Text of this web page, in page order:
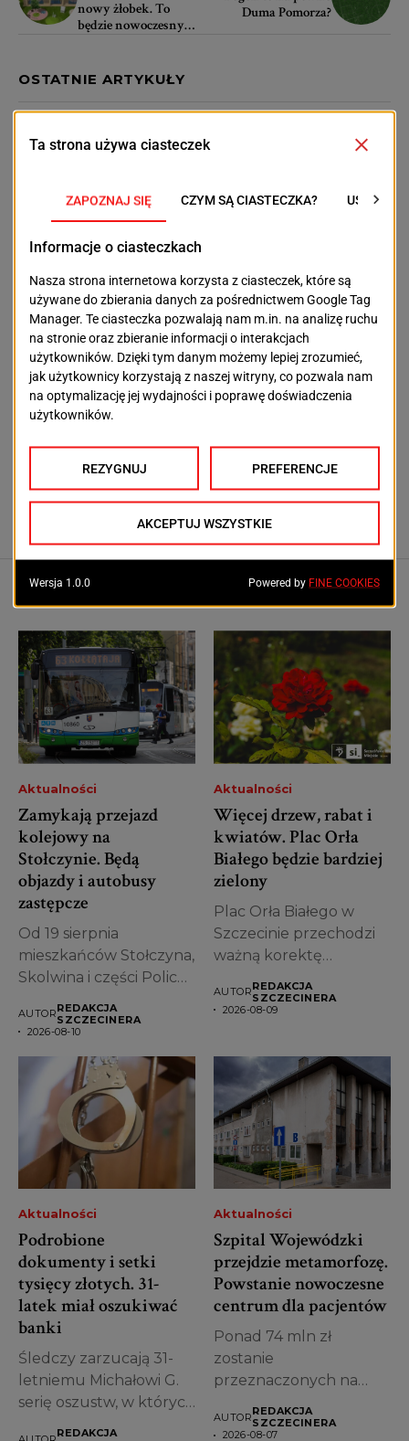
nowy żłobek. To
będzie nowoczesny
Duma Pomorza?
OSTATNIE ARTYKUŁY
Aktualności
2026-08-10
Aktualności
będzie bardziej zielony
2026-08-09
Aktualności
Podrobione dokumenty i setki tysięcy złotych. 31-
latek miał oszukiwać banki
2026-08-08
Aktualności
Szpital Wojewódzki przejdzie metamorfozę.
Powstanie nowoczesne centrum dla pacjentów
Aktualności
Zamykają przejazd
kolejowy na
Stołczynie. Będą
objazdy i autobusy
zastępcze
Od 19 sierpnia
mieszkańców Stołczyna,
Skolwina i części Polic
AUTORREDAKCJA
SZCZECINERA
2026-08-10
Aktualności
Więcej drzew, rabat i
kwiatów. Plac Orła
Białego będzie bardziej
zielony
Plac Orła Białego w
Szczecinie przechodzi
ważną korektę
zdecydowało, że...
AUTORREDAKCJA
SZCZECINERA
2026-08-09
Aktualności
Podrobione
dokumenty i setki
tysięcy złotych. 31-
latek miał oszukiwać
banki
Śledczy zarzucają 31-
letniemu Michałowi G.
serię oszustw, w których
REDAKCJA
Aktualności
Szpital Wojewódzki
przejdzie metamorfozę.
Powstanie nowoczesne
centrum dla pacjentów
Ponad 74 mln zł
zostanie
przeznaczonych na
najstarszych obiektów...
AUTORREDAKCJA
SZCZECINERA
2026-08-07